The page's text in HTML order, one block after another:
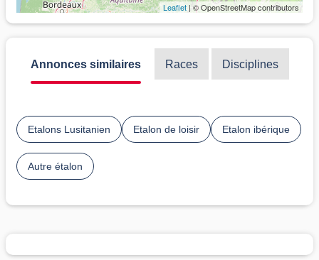
Leaflet | © OpenStreetMap contributors
Annonces similaires Races Disciplines
Etalons Lusitanien Etalon de loisir Etalon ibérique
Autre étalon